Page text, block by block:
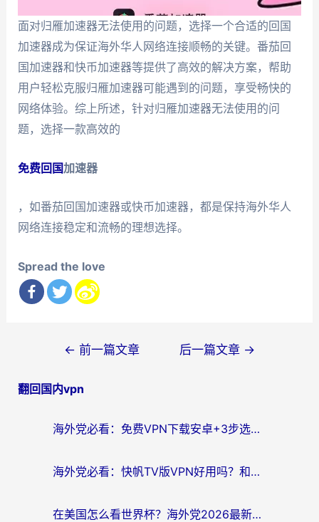
面对归雁加速器无法使用的问题，选择一个合适的回国
加速器成为保证海外华人网络连接顺畅的关键。番茄回
国加速器和快币加速器等提供了高效的解决方案，帮助
用户轻松克服归雁加速器可能遇到的问题，享受畅快的
网络体验。综上所述，针对归雁加速器无法使用的问
题，选择一款高效的
免费回国加速器
，如番茄回国加速器或快币加速器，都是保持海外华人
网络连接稳定和流畅的理想选择。
Spread the love
导
← 前一篇文章 后一篇文章 →
翻回国内vpn
海外党必看：免费VPN下载安卓+3步选对国外到国内加速器，无缝刷国内资源
海外党必看：快帆TV版VPN好用吗？和斧牛手游VPN对比哪个回国效果更好？附电脑翻墙回国实用技巧
在美国怎么看世界杯？海外党2026最新回国加速器指南：从影音到游戏全搞定